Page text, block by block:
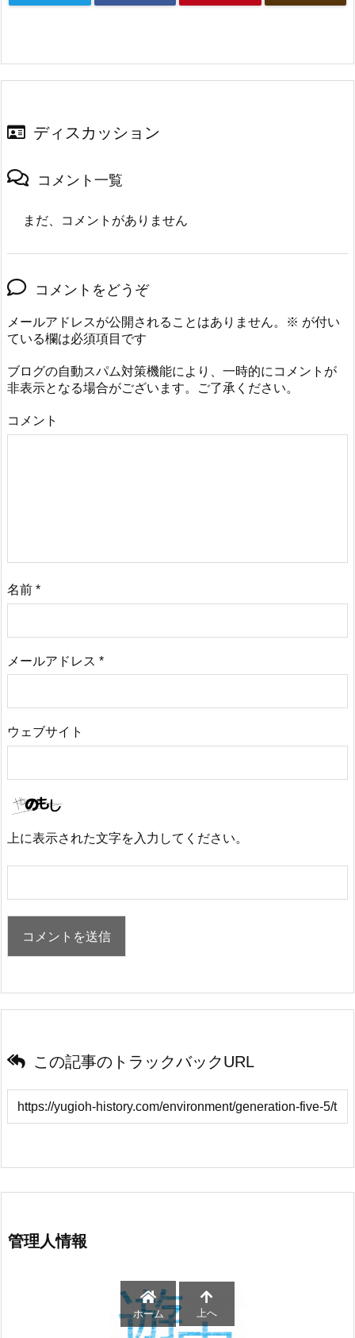
ディスカッション
コメント一覧
まだ、コメントがありません
コメントをどうぞ
メールアドレスが公開されることはありません。 ※ が付い
ている欄は必須項目です
ブログの自動スパム対策機能により、一時的にコメントが
非表示となる場合がございます。ご了承ください。
コメント
名前 *
メールアドレス *
ウェブサイト
上に表示された文字を入力してください。
この記事のトラックバックURL
管理人情報
ホーム 上へ